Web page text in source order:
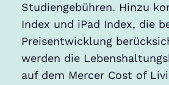
Studiengebühren. Hinzu
Index und iPad Index, die
Preisentwicklung
werden die
auf dem Mercer Cost of